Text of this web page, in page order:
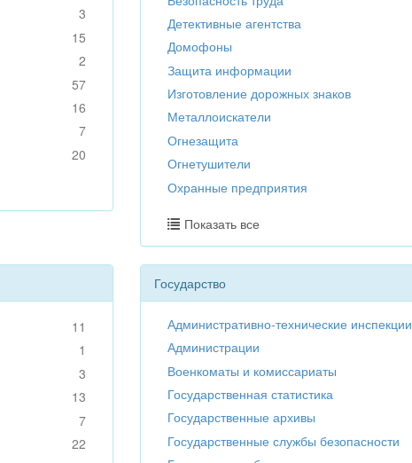
3
15
2
57
16
7
20
Детективные агентства
Домофоны
Защита информации
Изготовление дорожных знаков
Металлоискатели
Огнезащита
Огнетушители
Охранные предприятия
Показать все
11
1
3
13
7
22
Государство
Административно-технические инспекции
Администрации
Военкоматы и комиссариаты
Государственная статистика
Государственные архивы
Государственные службы безопасности